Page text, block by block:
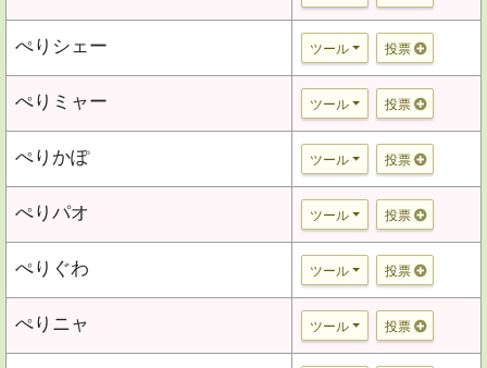
ぺりシェー ツール 投票
ぺりミャー ツール 投票
ぺりかぽ ツール 投票
ぺりパオ ツール 投票
ぺりぐわ ツール 投票
ぺりニャ ツール 投票